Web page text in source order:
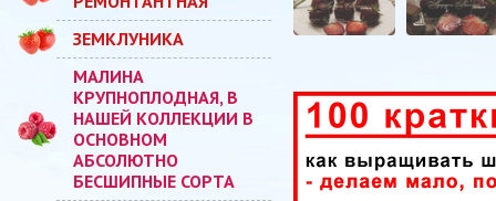
ЗЕМКЛУНИКА
МАЛИНА
КРУПНОПЛОДНАЯ, В
НАШЕЙ КОЛЛЕКЦИИ В
ОСНОВНОМ
АБСОЛЮТНО
БЕСШИПНЫЕ СОРТА